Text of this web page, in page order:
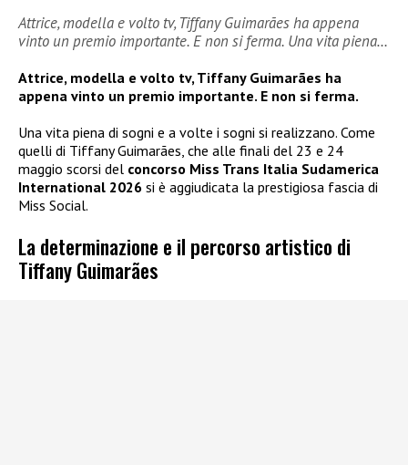
Attrice, modella e volto tv, Tiffany Guimarães ha appena
vinto un premio importante. E non si ferma. Una vita piena…
Attrice, modella e volto tv, Tiffany Guimarães ha
appena vinto un premio importante. E non si ferma.
Una vita piena di sogni e a volte i sogni si realizzano. Come
quelli di Tiffany Guimarães, che alle finali del 23 e 24
maggio scorsi del concorso Miss Trans Italia Sudamerica
International 2026 si è aggiudicata la prestigiosa fascia di
Miss Social.
La determinazione e il percorso artistico di
Tiffany Guimarães